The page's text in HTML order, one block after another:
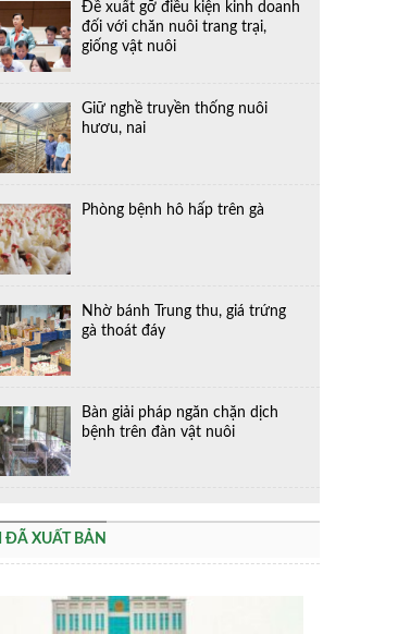
Đề xuất gỡ điều kiện kinh doanh
đối với chăn nuôi trang trại,
giống vật nuôi
Giữ nghề truyền thống nuôi
hươu, nai
Phòng bệnh hô hấp trên gà
Nhờ bánh Trung thu, giá trứng
gà thoát đáy
Bàn giải pháp ngăn chặn dịch
bệnh trên đàn vật nuôi
XUẤT BẢN